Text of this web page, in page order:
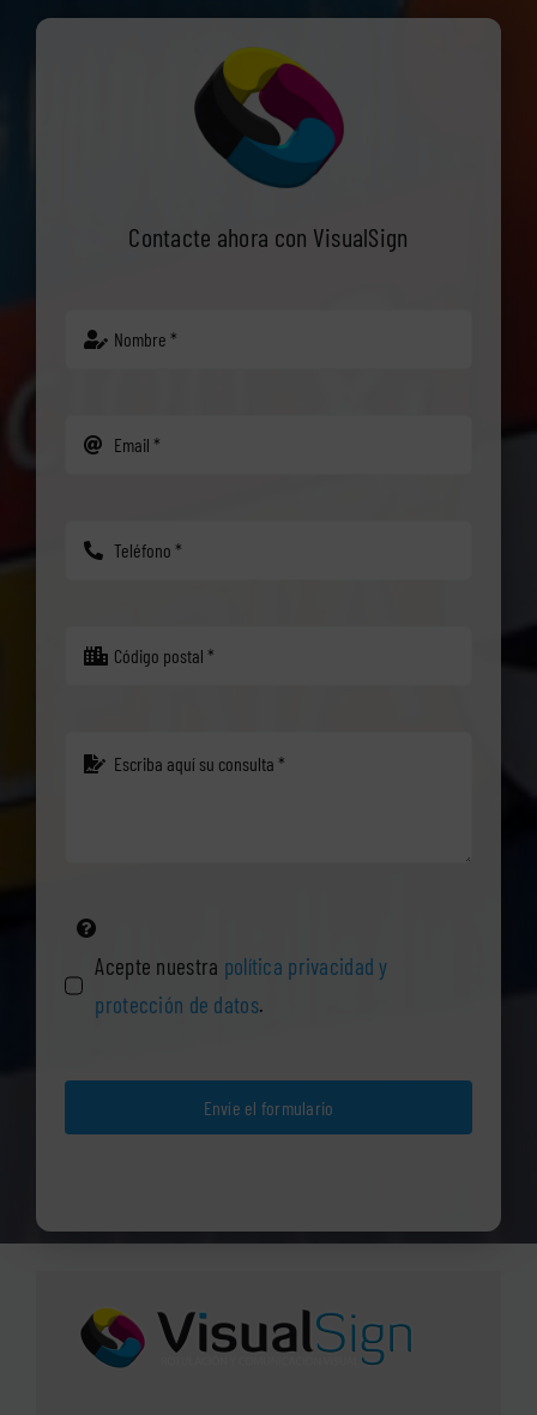
Contacte ahora con VisualSign
Acepte nuestra política privacidad y
protección de datos.
Envíe el formulario